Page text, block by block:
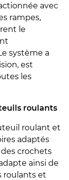
avec
rampes,
le
système a
est
les
roulants
roulant et
adaptés
crochets
ainsi de
roulants et